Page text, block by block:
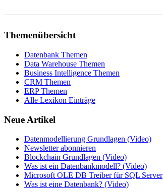
Themenübersicht
Datenbank Themen
Data Warehouse Themen
Business Intelligence Themen
CRM Themen
ERP Themen
Alle Lexikon Einträge
Neue Artikel
Datenmodellierung Grundlagen (Video)
Newsletter abonnieren
Blockchain Grundlagen (Video)
Was ist ein Datenbankmodell? (Video)
Microsoft OLE DB Treiber für SQL Server
Was ist eine Datenbank? (Video)